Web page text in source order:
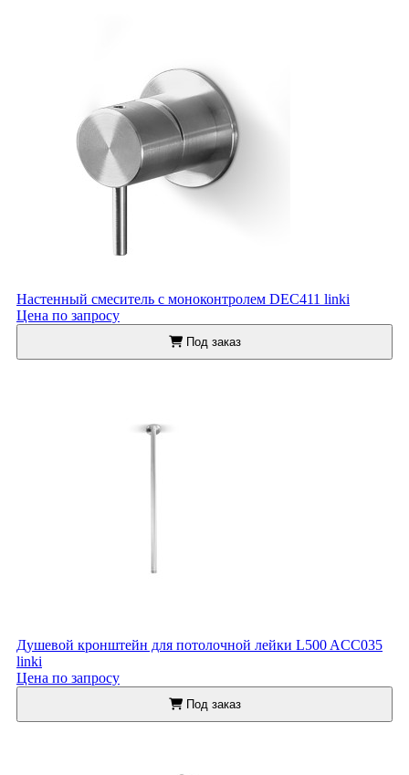
Настенный смеситель с моноконтролем DEC411 linki
Цена по запросу
Под заказ
Душевой кронштейн для потолочной лейки L500 ACC035
linki
Цена по запросу
Под заказ